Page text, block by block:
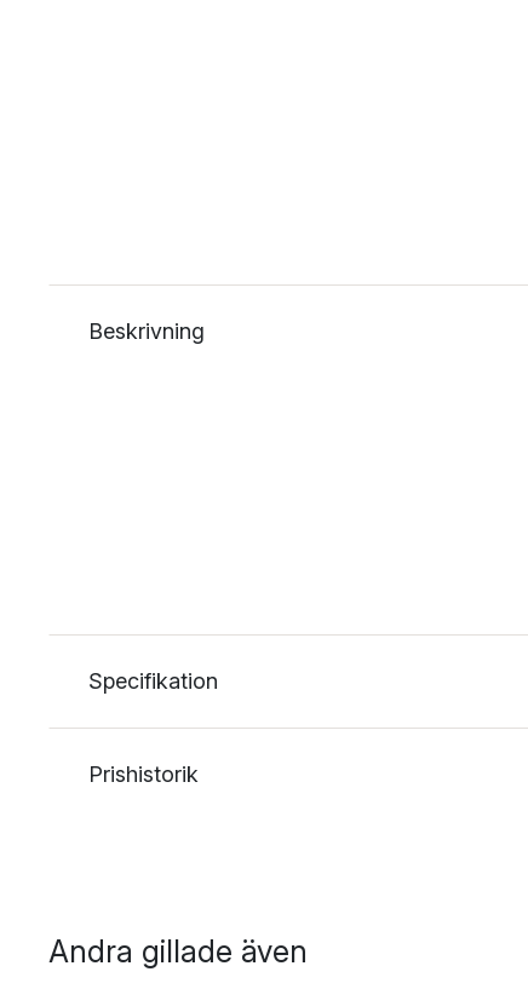
Beskrivning
Specifikation
Prishistorik
Andra gillade även